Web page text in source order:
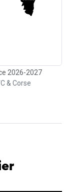
2026-2027
& Corse